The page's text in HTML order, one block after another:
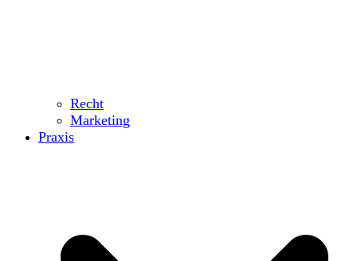
Recht
Marketing
Praxis